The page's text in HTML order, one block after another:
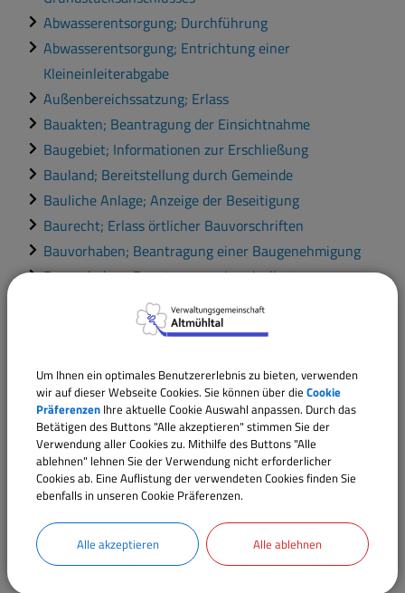
Abwasserentsorgung; Durchführung
Abwasserentsorgung; Entrichtung einer
Kleineinleiterabgabe
Außenbereichssatzung; Erlass
Bauakten; Beantragung der Einsichtnahme
Baugebiet; Informationen zur Erschließung
Bauland; Bereitstellung durch Gemeinde
Bauliche Anlage; Anzeige der Beseitigung
Baurecht; Erlass örtlicher Bauvorschriften
Bauvorhaben; Beantragung einer Baugenehmigung
Bauvorhaben; Beantragung einer isolierten
Abweichung von örtlichen Bauvorschriften
Bauvorhaben; Beantragung einer isolierten
Bauvorhaben; Beantragung einer isolierten Befreiung
vom Bebauungsplan
Bauvorhaben; Beantragung eines Vorbescheids
Bauvorhaben; Vorlage von Unterlagen zur
Genehmigungsfreistellung
Bebauungsplan; Aufstellung
Erschließungsbeiträge; Erhebung
Flächennutzungsplan und Bebauungsplan;
Um Ihnen ein optimales Benutzererlebnis zu bieten, verwenden
wir auf dieser Webseite Cookies. Sie können über die Cookie
Präferenzen Ihre aktuelle Cookie Auswahl anpassen. Durch das
Betätigen des Buttons "Alle akzeptieren" stimmen Sie der
Verwendung aller Cookies zu. Mithilfe des Buttons "Alle
ablehnen" lehnen Sie der Verwendung nicht erforderlicher
Cookies ab. Eine Auflistung der verwendeten Cookies finden Sie
ebenfalls in unseren Cookie Präferenzen.
Alle akzeptieren Alle ablehnen